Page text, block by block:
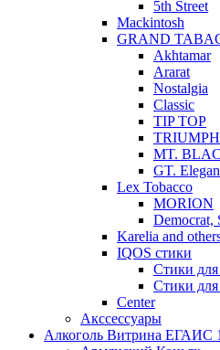
5th Street
Mackintosh
GRAND
Akhtamar
Ararat
Nostalgia
Classic
TIP TOP
MT.
GT.
Lex Tobacco
MORION
Karelia and
IQOS стики
Стики
Стики
Сenter
Акссессуары
Алкоголь Витрина ЕГАИС